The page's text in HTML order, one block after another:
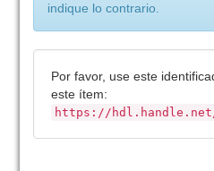
indique lo contrario.
Por favor, use este
este ítem:
https://hdl.handle.net/